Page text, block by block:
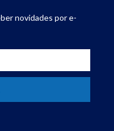
novidades por e-